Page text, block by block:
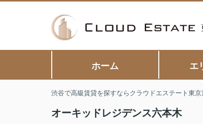
ホーム エ
渋谷で高級賃貸を探すならクラウドエステート東京
オーキッドレジデンス六本木